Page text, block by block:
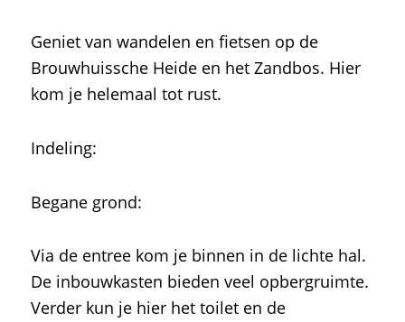
Geniet van wandelen en fietsen op de
Brouwhuissche Heide en het Zandbos. Hier
kom je helemaal tot rust.
Indeling:
Begane grond:
Via de entree kom je binnen in de lichte hal.
De inbouwkasten bieden veel opbergruimte.
Verder kun je hier het toilet en de